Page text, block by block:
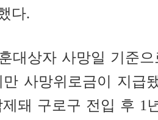
다.
대상자 사망일 기준
만 사망위로금이 지급
돼 구로구 전입 후 1